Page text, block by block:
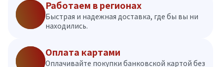
Работаем в регионах
Быстрая и надежная доставка, где бы вы ни
находились.
Оплата картами
Оплачивайте покупки банковской картой без